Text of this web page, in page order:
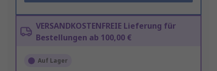
VERSANDKOSTENFREIE Lieferung für
Bestellungen ab 100,00 €
Auf Lager